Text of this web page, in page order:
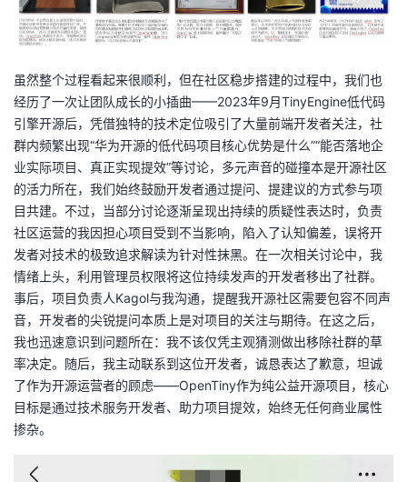
虽然整个过程看起来很顺利，但在社区稳步搭建的过程中，我们也
经历了一次让团队成长的小插曲——2023年9月TinyEngine低代码
引擎开源后，凭借独特的技术定位吸引了大量前端开发者关注，社
群内频繁出现“华为开源的低代码项目核心优势是什么”“能否落地企
业实际项目、真正实现提效”等讨论，多元声音的碰撞本是开源社区
的活力所在，我们始终鼓励开发者通过提问、提建议的方式参与项
目共建。不过，当部分讨论逐渐呈现出持续的质疑性表达时，负责
社区运营的我因担心项目受到不当影响，陷入了认知偏差，误将开
发者对技术的极致追求解读为针对性抹黑。在一次相关讨论中，我
情绪上头，利用管理员权限将这位持续发声的开发者移出了社群。
事后，项目负责人Kagol与我沟通，提醒我开源社区需要包容不同声
音，开发者的尖锐提问本质上是对项目的关注与期待。在这之后，
我也迅速意识到问题所在：我不该仅凭主观猜测做出移除社群的草
率决定。随后，我主动联系到这位开发者，诚恳表达了歉意，坦诚
了作为开源运营者的顾虑——OpenTiny作为纯公益开源项目，核心
目标是通过技术服务开发者、助力项目提效，始终无任何商业属性
掺杂。